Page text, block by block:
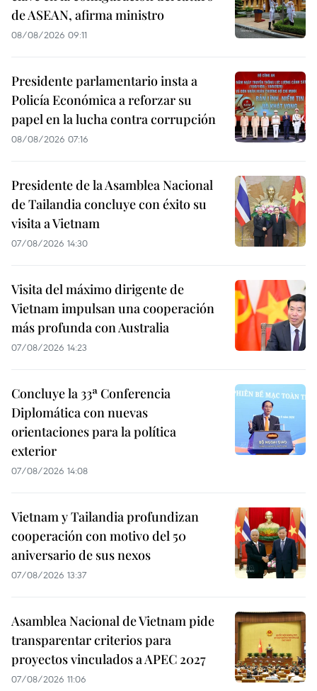
de ASEAN, afirma ministro
08/08/2026 09:11
Presidente parlamentario insta a
Policía Económica a reforzar su
papel en la lucha contra corrupción
08/08/2026 07:16
Presidente de la Asamblea Nacional
de Tailandia concluye con éxito su
visita a Vietnam
07/08/2026 14:30
Visita del máximo dirigente de
Vietnam impulsan una cooperación
más profunda con Australia
07/08/2026 14:23
Concluye la 33ª Conferencia
Diplomática con nuevas
orientaciones para la política
exterior
07/08/2026 14:08
Vietnam y Tailandia profundizan
cooperación con motivo del 50
aniversario de sus nexos
07/08/2026 13:37
Asamblea Nacional de Vietnam pide
transparentar criterios para
proyectos vinculados a APEC 2027
07/08/2026 11:06